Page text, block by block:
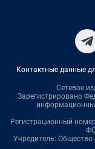
Контактные данные
Сетевое
Зарегистрировано
Регистрационный
Учредитель: